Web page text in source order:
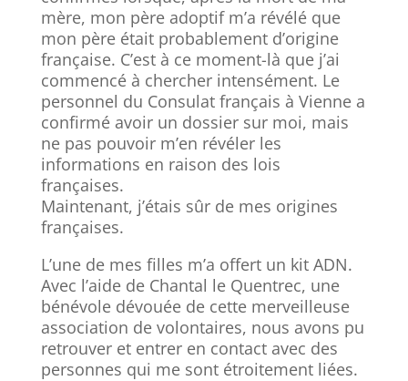
mère, mon père adoptif m’a révélé que
mon père était probablement d’origine
française. C’est à ce moment-là que j’ai
commencé à chercher intensément. Le
personnel du Consulat français à Vienne a
confirmé avoir un dossier sur moi, mais
ne pas pouvoir m’en révéler les
informations en raison des lois
françaises.
Maintenant, j’étais sûr de mes origines
françaises.
L’une de mes filles m’a offert un kit ADN.
Avec l’aide de Chantal le Quentrec, une
bénévole dévouée de cette merveilleuse
association de volontaires, nous avons pu
retrouver et entrer en contact avec des
personnes qui me sont étroitement liées.